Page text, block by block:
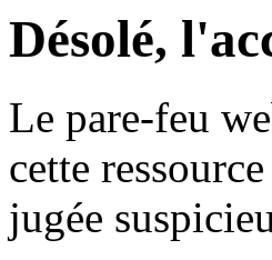
Désolé,
Le pare-feu
cette
jugée